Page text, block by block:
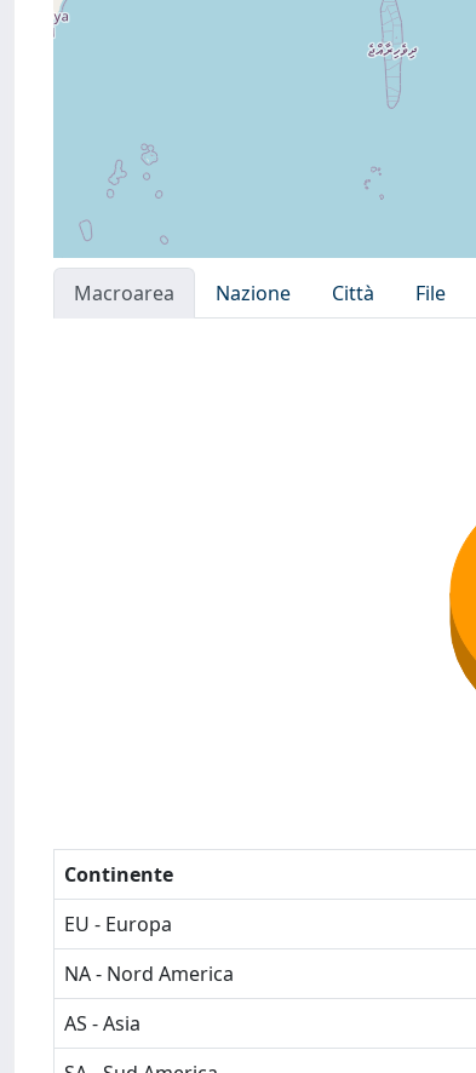
Macroarea Nazione Città File
Continente
EU - Europa
NA - Nord America
AS - Asia